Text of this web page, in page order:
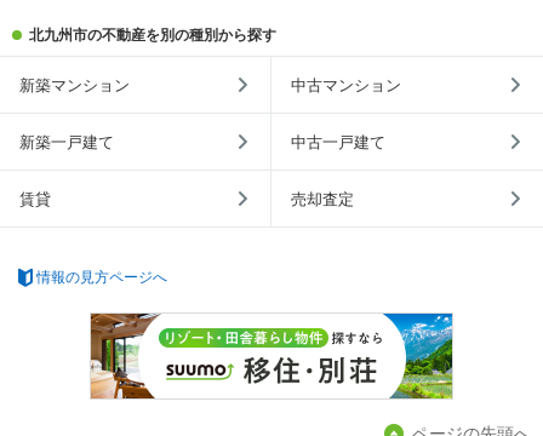
北九州市の不動産を別の種別から探す
新築マンション 中古マンション
新築一戸建て 中古一戸建て
賃貸 売却査定
情報の見方ページへ